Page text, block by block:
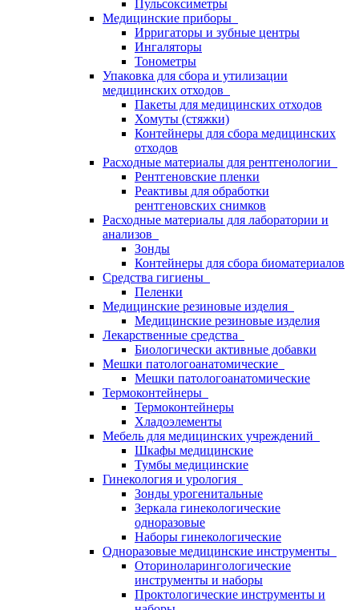
Пульсоксиметры
Медицинские приборы
Ирригаторы и зубные центры
Ингаляторы
Тонометры
Упаковка для сбора и утилизации
медицинских отходов
Пакеты для медицинских отходов
Хомуты (стяжки)
Контейнеры для сбора медицинских
отходов
Расходные материалы для рентгенологии
Рентгеновские пленки
Реактивы для обработки
рентгеновских снимков
Расходные материалы для лаборатории и
анализов
Зонды
Контейнеры для сбора биоматериалов
Средства гигиены
Пеленки
Медицинские резиновые изделия
Медицинские резиновые изделия
Лекарственные средства
Биологически активные добавки
Мешки патологоанатомические
Мешки патологоанатомические
Термоконтейнеры
Термоконтейнеры
Хладоэлементы
Мебель для медицинских учреждений
Шкафы медицинские
Тумбы медицинские
Гинекология и урология
Зонды урогенитальные
Зеркала гинекологические
одноразовые
Наборы гинекологические
Одноразовые медицинские инструменты
Оториноларингологические
инструменты и наборы
Проктологические инструменты и